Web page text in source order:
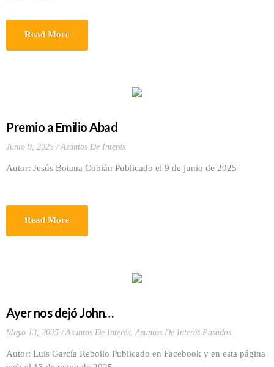
Read More
Premio a Emilio Abad
Junio 9, 2025 Asuntos De Interés
Autor: Jesús Botana Cobián Publicado el 9 de junio de 2025
Read More
Ayer nos dejó John…
Mayo 13, 2025 Asuntos De Interés,Asuntos De Interés Pasados
Autor: Luis García Rebollo Publicado en Facebook y en esta página